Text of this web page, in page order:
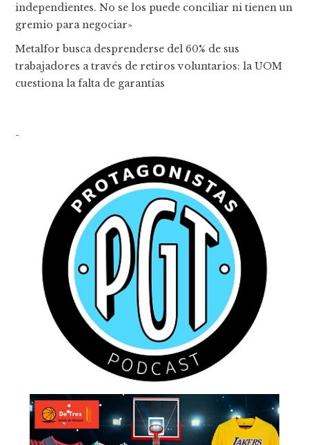
independientes. No se los puede conciliar ni tienen un
gremio para negociar»
Metalfor busca desprenderse del 60% de sus
trabajadores a través de retiros voluntarios: la UOM
cuestiona la falta de garantías
-